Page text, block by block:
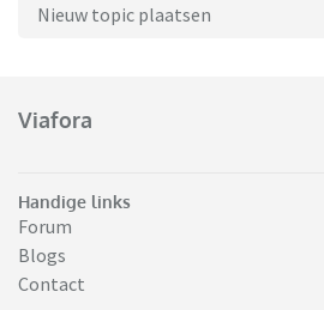
Nieuw topic plaatsen
Viafora
Handige links
Forum
Blogs
Contact